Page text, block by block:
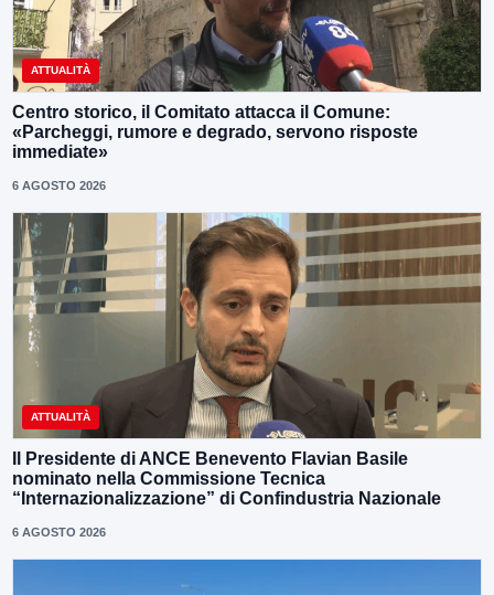
ATTUALITÀ
Centro storico, il Comitato attacca il Comune:
«Parcheggi, rumore e degrado, servono risposte
immediate»
6 AGOSTO 2026
ATTUALITÀ
Il Presidente di ANCE Benevento Flavian Basile
nominato nella Commissione Tecnica
“Internazionalizzazione” di Confindustria Nazionale
6 AGOSTO 2026